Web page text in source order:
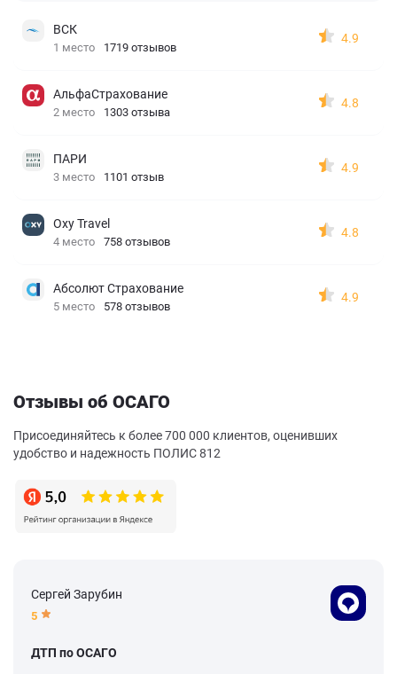
ВСК
1 место 1719 отзывов
4.9
АльфаСтрахование
2 место 1303 отзыва
4.8
ПАРИ
3 место 1101 отзыв
4.9
Oxy Travel
4 место 758 отзывов
4.8
Абсолют Страхование
5 место 578 отзывов
4.9
Отзывы об ОСАГО
Присоединяйтесь к более 700 000 клиентов, оценивших
удобство и надежность ПОЛИС 812
Сергей Зарубин
5
ДТП по ОСАГО